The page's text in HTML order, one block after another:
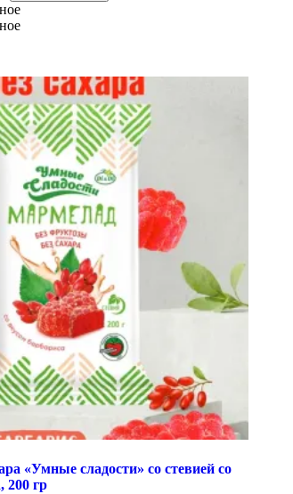
«Умные сладости» со стевией со
200 гр